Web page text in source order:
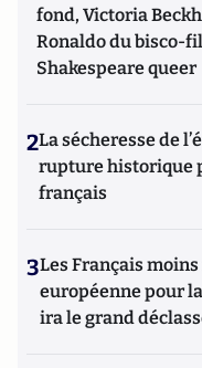
fond, Victoria
Ronaldo du bisco-
Shakespeare queer
2La sécheresse de
rupture historique
français
3Les Français
européenne pour
ira le grand